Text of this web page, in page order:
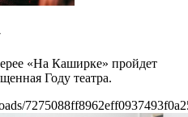
«На Каширке» пройдет
Году театра.